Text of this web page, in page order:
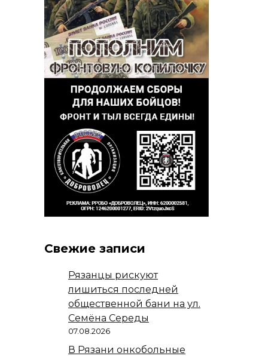
Свежие записи
Рязанцы рискуют
лишиться последней
общественной бани на ул.
Семёна Середы
07.08.2026
В Рязани онкобольные